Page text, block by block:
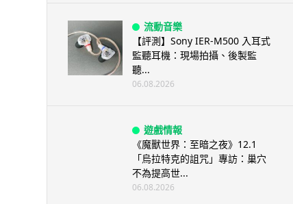
流動音樂
【評測】Sony IER-M500 入耳式
監聽耳機：現場拍攝、後製監
聽...
06.08.2026
遊戲情報
《魔獸世界：至暗之夜》12.1
「烏拉特克的詛咒」專訪：巢穴
不為提高世...
06.08.2026